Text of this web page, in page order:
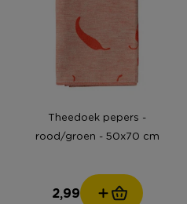
Theedoek pepers -
rood/groen - 50x70 cm
2,99